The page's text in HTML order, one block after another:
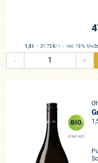
1,5 l ・ 31,73 €/ l ・ inkl. 19 % MwSt.
- +
AT-BIO-402